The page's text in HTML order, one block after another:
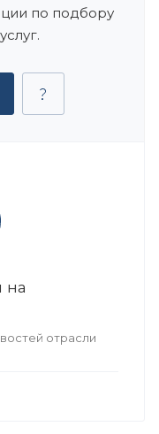
по подбору
на
отрасли